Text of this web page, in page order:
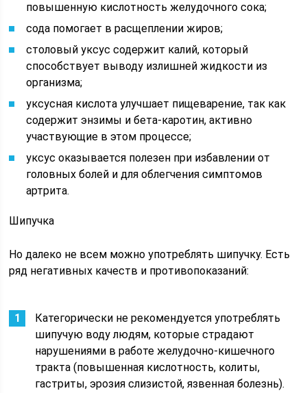
повышенную кислотность желудочного сока;
сода помогает в расщеплении жиров;
столовый уксус содержит калий, который
способствует выводу излишней жидкости из
организма;
уксусная кислота улучшает пищеварение, так как
содержит энзимы и бета-каротин, активно
участвующие в этом процессе;
уксус оказывается полезен при избавлении от
головных болей и для облегчения симптомов
артрита.
Шипучка
Но далеко не всем можно употреблять шипучку. Есть
ряд негативных качеств и противопоказаний:
Категорически не рекомендуется употреблять
шипучую воду людям, которые страдают
нарушениями в работе желудочно-кишечного
тракта (повышенная кислотность, колиты,
гастриты, эрозия слизистой, язвенная болезнь).